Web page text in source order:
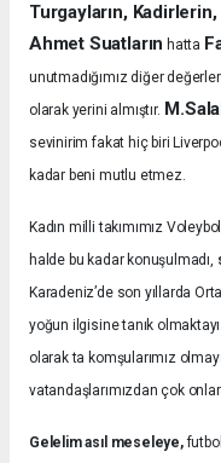
Turgayların,
Ahmet Suatların hatta
unutmadığımız diğer
olarak yerini almıştır.
sevinirim fakat hiç biri
kadar beni mutlu etmez.
Kadın milli takımımız
halde bu kadar konuşulmadı,
Karadeniz’de son yıllarda
yoğun ilgisine tanık
olarak ta komşularımız
vatandaşlarımızdan çok
Gelelim asıl meseleye,